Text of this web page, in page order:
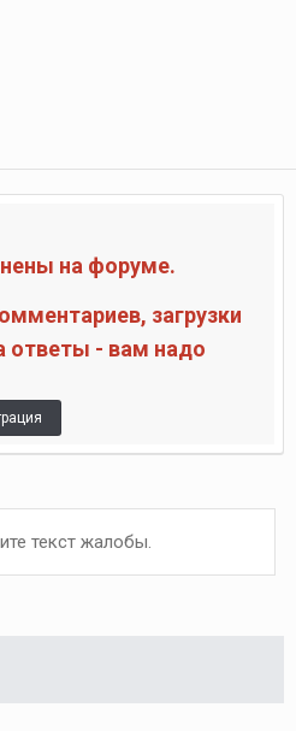
на форуме.
загрузки
ответы - вам надо
текст жалобы.